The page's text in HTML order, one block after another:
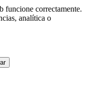
funcione correctamente.
analítica o